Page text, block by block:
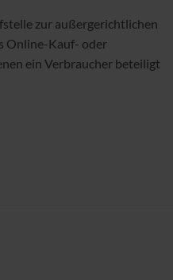
zur außergerichtlichen
Online-Kauf- oder
ein Verbraucher beteiligt